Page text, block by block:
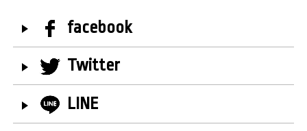
facebook
Twitter
LINE